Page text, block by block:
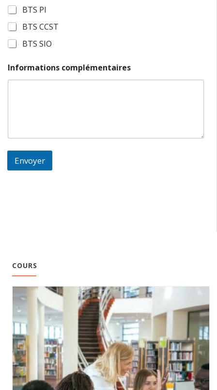
BTS PI
BTS CCST
BTS SIO
Informations complémentaires
Envoyer
COURS